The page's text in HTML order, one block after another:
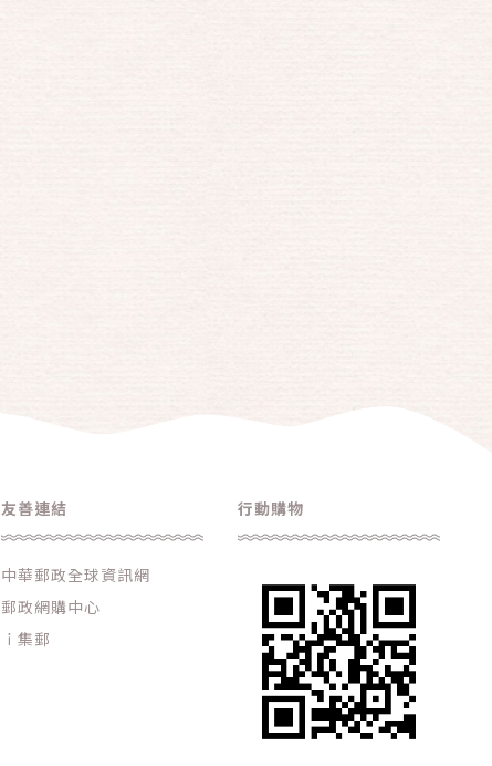
友善連結
中華郵政全球資訊網
郵政網購中心
ｉ集郵
行動購物